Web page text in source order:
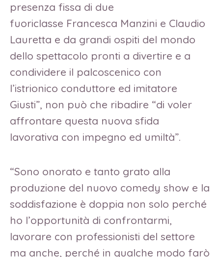
presenza fissa di due
fuoriclasse Francesca Manzini e Claudio
Lauretta e da grandi ospiti del mondo
dello spettacolo pronti a divertire e a
condividere il palcoscenico con
l’istrionico conduttore ed imitatore
Giusti”, non può che ribadire “di voler
affrontare questa nuova sfida
lavorativa con impegno ed umiltà”.
“Sono onorato e tanto grato alla
produzione del nuovo comedy show e la
soddisfazione è doppia non solo perché
ho l’opportunità di confrontarmi,
lavorare con professionisti del settore
ma anche, perché in qualche modo farò